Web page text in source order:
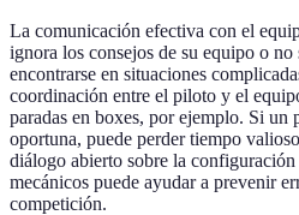
La comunicación efectiva con el
ignora los consejos de su equipo o
encontrarse en situaciones
coordinación entre el piloto y el
paradas en boxes, por ejemplo. Si
oportuna, puede perder tiempo
diálogo abierto sobre la
mecánicos puede ayudar a prevenir
competición.